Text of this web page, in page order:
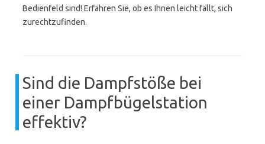
Bedienfeld sind! Erfahren Sie, ob es Ihnen leicht fällt, sich
zurechtzufinden.
Sind die Dampfstöße bei
einer Dampfbügelstation
effektiv?